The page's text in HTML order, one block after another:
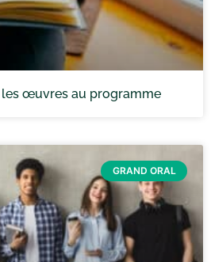
les œuvres au programme
GRAND ORAL